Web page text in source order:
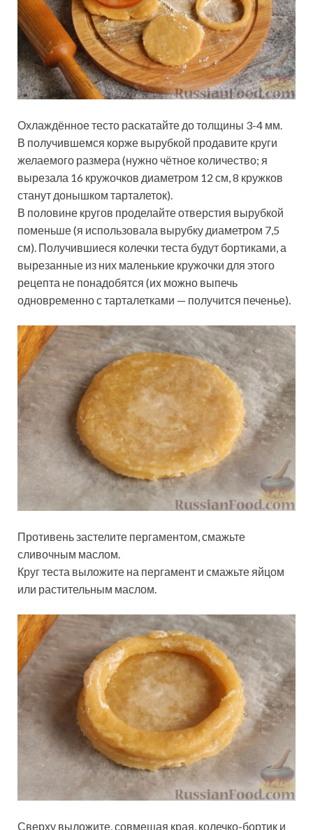
Охлаждённое тесто раскатайте до толщины 3-4 мм.
В получившемся корже вырубкой продавите круги
желаемого размера (нужно чётное количество; я
вырезала 16 кружочков диаметром 12 см, 8 кружков
станут донышком тарталеток).
В половине кругов проделайте отверстия вырубкой
поменьше (я использовала вырубку диаметром 7,5
см). Получившиеся колечки теста будут бортиками, а
вырезанные из них маленькие кружочки для этого
рецепта не понадобятся (их можно выпечь
одновременно с тарталетками — получится печенье).
Противень застелите пергаментом, смажьте
сливочным маслом.
Круг теста выложите на пергамент и смажьте яйцом
или растительным маслом.
Сверху выложите, совмещая края, колечко-бортик и